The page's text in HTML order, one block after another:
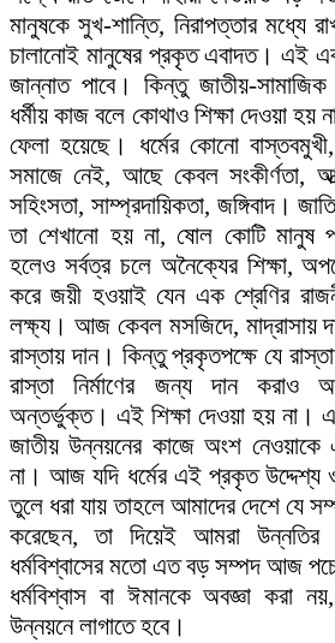
মানুষকে সুখ-শান্তি, নিরাপত্তার মধ্যে
চালানোই মানুষের প্রকৃত এবাদত। এই
জান্নাত পাবে। কিন্তু জাতীয়-
ধর্মীয় কাজ বলে কোথাও শিক্ষা দেওয়া হয়
ফেলা হয়েছে। ধর্মের কোনো
সমাজে নেই, আছে কেবল সংকীর্ণতা,
সহিংসতা, সাম্প্রদায়িকতা, জঙ্গিবাদ।
তা শেখানো হয় না, ষোল কোটি মানুষ
হলেও সর্বত্র চলে অনৈক্যের শিক্ষা,
করে জয়ী হওয়াই যেন এক শ্রেণির
লক্ষ্য। আজ কেবল মসজিদে, মাদ্রাসায়
রাস্তায় দান। কিন্তু প্রকৃতপক্ষে যে
রাস্তা নির্মাণের জন্য দান করাও
অন্তর্ভুক্ত। এই শিক্ষা দেওয়া হয় না।
জাতীয় উন্নয়নের কাজে অংশ নেওয়াকে
না। আজ যদি ধর্মের এই প্রকৃত উদ্দেশ্য ও
তুলে ধরা যায় তাহলে আমাদের দেশে যে
করেছেন, তা দিয়েই আমরা উন্নতির
ধর্মবিশ্বাসের মতো এত বড় সম্পদ আজ
ধর্মবিশ্বাস বা ঈমানকে অবজ্ঞা করা
উন্নয়নে লাগাতে হবে।